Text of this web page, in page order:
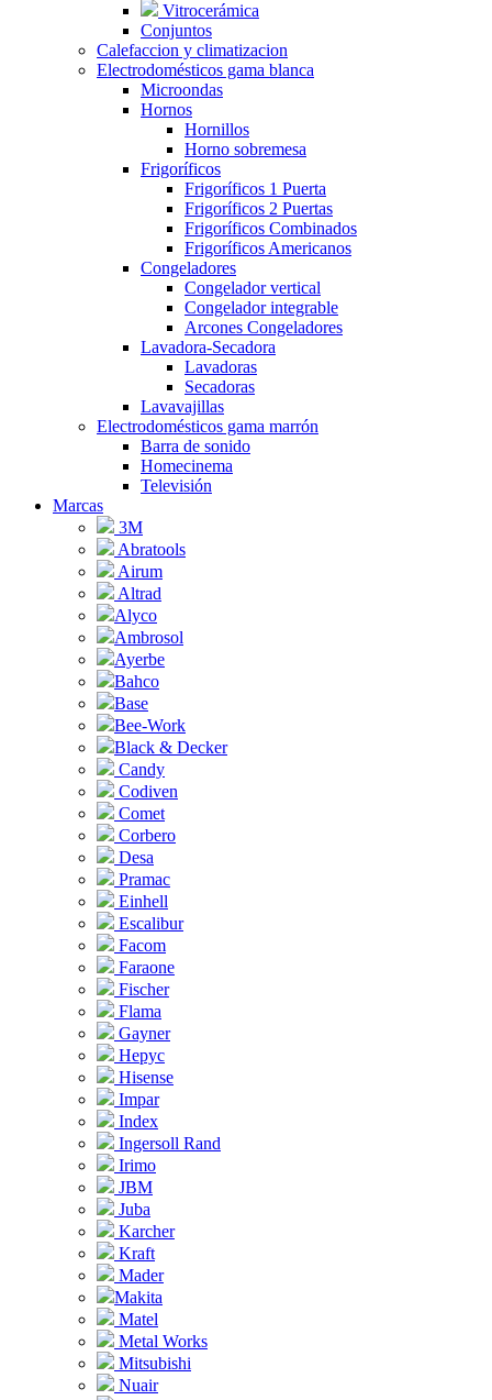
Vitrocerámica
Conjuntos
Calefaccion y climatizacion
Electrodomésticos gama blanca
Microondas
Hornos
Hornillos
Horno sobremesa
Frigoríficos
Frigoríficos 1 Puerta
Frigoríficos 2 Puertas
Frigoríficos Combinados
Frigoríficos Americanos
Congeladores
Congelador vertical
Congelador integrable
Arcones Congeladores
Lavadora-Secadora
Lavadoras
Secadoras
Lavavajillas
Electrodomésticos gama marrón
Barra de sonido
Homecinema
Televisión
Marcas
3M
Abratools
Airum
Altrad
Alyco
Ambrosol
Ayerbe
Bahco
Base
Bee-Work
Black & Decker
Candy
Codiven
Comet
Corbero
Desa
Pramac
Einhell
Escalibur
Facom
Faraone
Fischer
Flama
Gayner
Hepyc
Hisense
Impar
Index
Ingersoll Rand
Irimo
JBM
Juba
Karcher
Kraft
Mader
Makita
Matel
Metal Works
Mitsubishi
Nuair